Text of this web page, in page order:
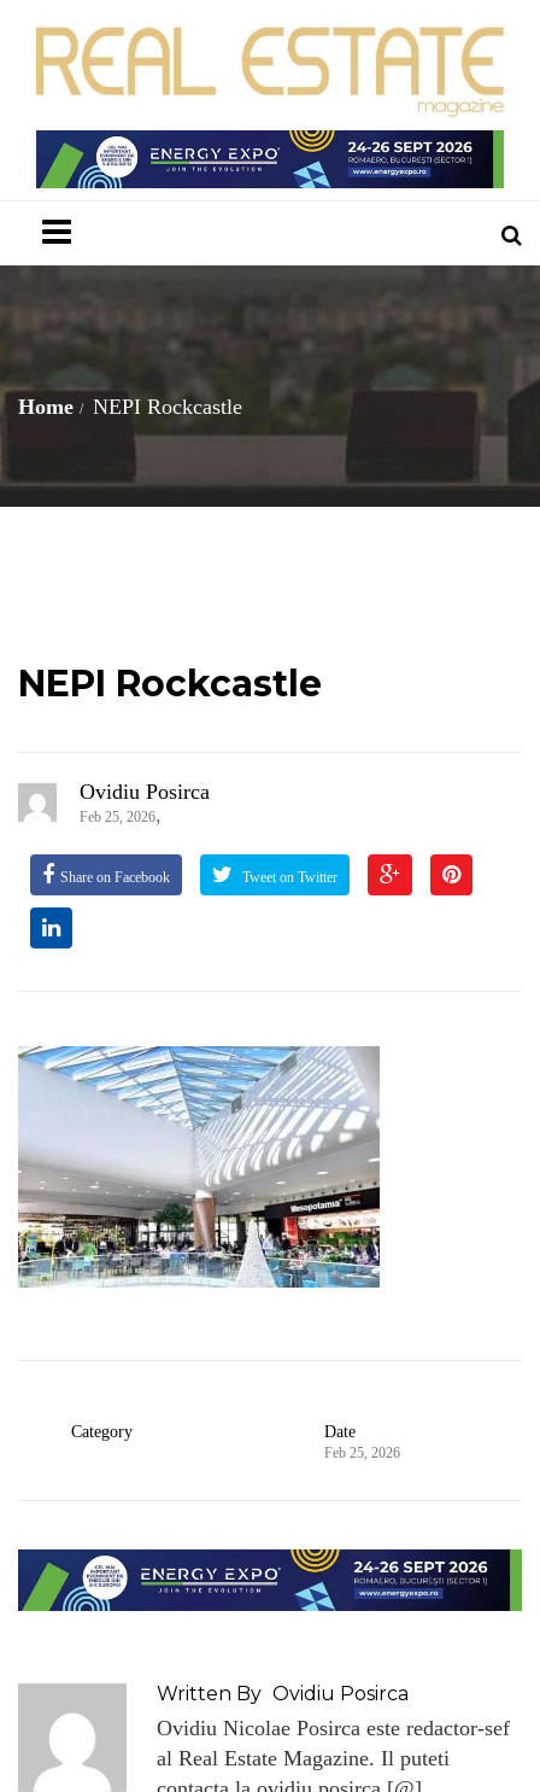
Home NEPI Rockcastle
NEPI Rockcastle
Ovidiu Posirca
Feb 25, 2026,
Share on Facebook Tweet on Twitter
Category Date
Feb 25, 2026
Written By Ovidiu Posirca
Ovidiu Nicolae Posirca este redactor-sef
al Real Estate Magazine. Il puteti